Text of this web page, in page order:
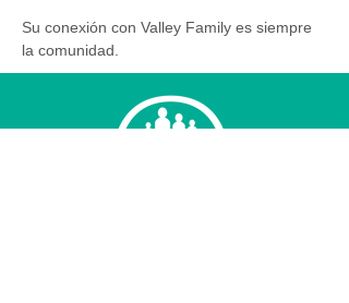
Su conexión con Valley Family es siempre
la comunidad.